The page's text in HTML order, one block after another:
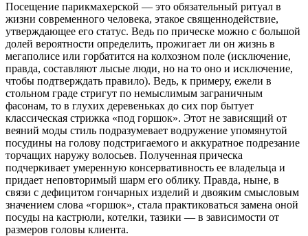
Посещение парикмахерской — это обязательный ритуал в
жизни современного человека, этакое священнодействие,
утверждающее его статус. Ведь по прическе можно с большой
долей вероятности определить, прожигает ли он жизнь в
мегаполисе или горбатится на колхозном поле (исключение,
правда, составляют лысые люди, но на то оно и исключение,
чтобы подтверждать правило). Ведь, к примеру, ежели в
стольном граде стригут по немыслимым заграничным
фасонам, то в глухих деревеньках до сих пор бытует
классическая стрижка «под горшок». Этот не зависящий от
веяний моды стиль подразумевает водружение упомянутой
посудины на голову подстригаемого и аккуратное подрезание
торчащих наружу волосьев. Полученная прическа
подчеркивает умеренную консервативность ее владельца и
придает неповторимый шарм его облику. Правда, ныне, в
связи с дефицитом гончарных изделий и двояким смысловым
значением слова «горшок», стала практиковаться замена оной
посуды на кастрюли, котелки, тазики — в зависимости от
размеров головы клиента.